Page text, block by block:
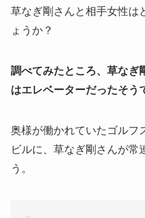
滝沢カ
斉藤由
ルモン
バい
草なぎ剛さんと相手女性は
ょうか？
調べてみたところ、草なぎ
はエレベーターだったそう
奥様が働かれていたゴルフ
ビルに、草なぎ剛さんが常
う。